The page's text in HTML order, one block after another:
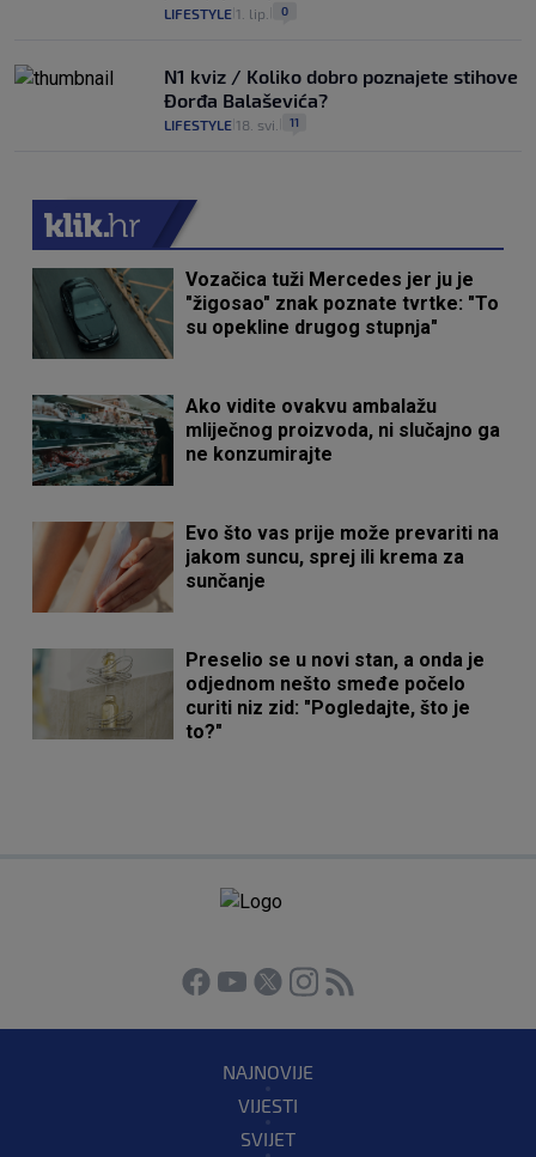
LIFESTYLE 1. lip. 0
N1 kviz / Koliko dobro poznajete stihove
Đorđa Balaševića?
LIFESTYLE 18. svi. 11
Vozačica tuži Mercedes jer ju je
"žigosao" znak poznate tvrtke: "To
su opekline drugog stupnja"
Ako vidite ovakvu ambalažu
mliječnog proizvoda, ni slučajno ga
ne konzumirajte
Evo što vas prije može prevariti na
jakom suncu, sprej ili krema za
sunčanje
Preselio se u novi stan, a onda je
odjednom nešto smeđe počelo
curiti niz zid: "Pogledajte, što je
to?"
NAJNOVIJE
VIJESTI
SVIJET